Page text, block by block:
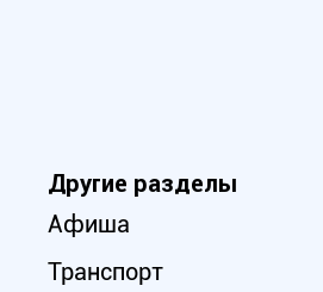
Другие разделы
Афиша
Транспорт